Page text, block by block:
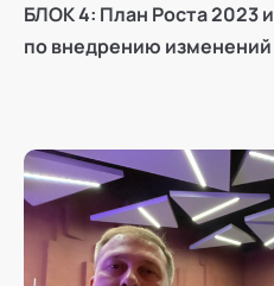
БЛОК 4: План Роста 2023
по внедрению изменений